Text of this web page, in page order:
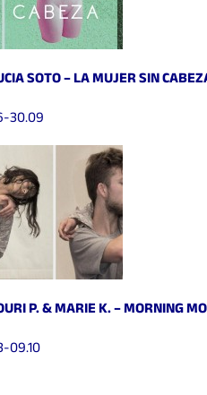
SOTO – LA MUJER SIN
30.09
P. & MARIE K. – MORNING
09.10